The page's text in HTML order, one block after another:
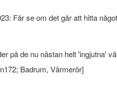
Får se om det går att hitta
på de nu nästan helt 'ingjutna'